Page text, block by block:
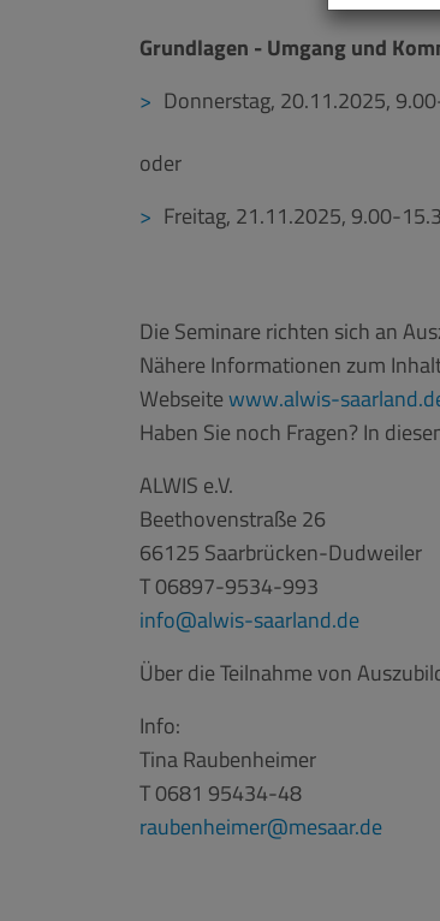
Grundlagen - Umgang und
Donnerstag, 20.11.2025,
oder
Freitag, 21.11.2025, 9.00-
Die Seminare richten sich an
Nähere Informationen zum
Webseitewww.alwis-
Haben Sie noch Fragen? In
ALWIS e.V.
Beethovenstraße 26
66125 Saarbrücken-Dudweiler
T 06897-9534-993
info
alwis-saarland.de
Über die Teilnahme von
Info:
Tina Raubenheimer
T 0681 95434-48
raubenheimer@mesaar.de